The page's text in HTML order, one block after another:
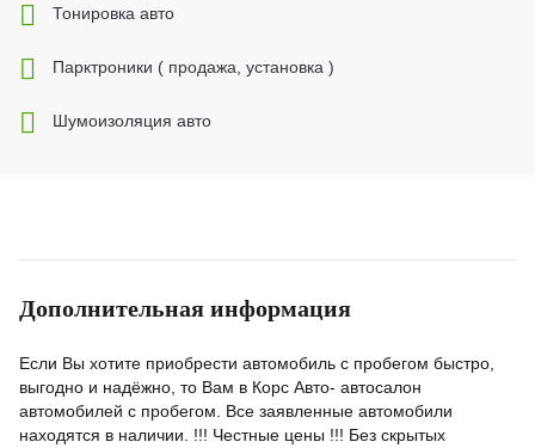
Тонировка авто
Парктроники ( продажа, установка )
Шумоизоляция авто
Дополнительная информация
Если Вы хотите приобрести автомобиль с пробегом быстро,
выгодно и надёжно, то Вам в Корс Авто- автосалон
автомобилей с пробегом. Все заявленные автомобили
находятся в наличии. !!! Честные цены !!! Без скрытых